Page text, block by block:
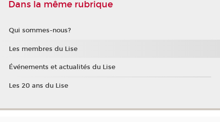
Dans la même rubrique
Qui sommes-nous?
Les membres du Lise
Événements et actualités du Lise
Les 20 ans du Lise